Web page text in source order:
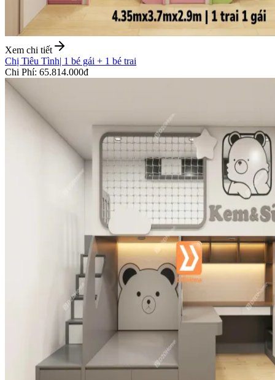
Xem chi tiết
Chị Tiêu Tình| 1 bé gái + 1 bé trai
Chi Phí: 65.814.000đ